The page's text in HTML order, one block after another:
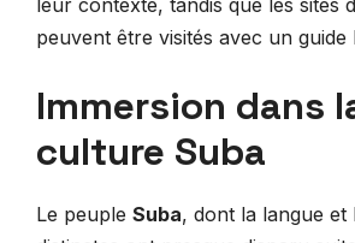
peuvent être visités avec un guide
Immersion dans
culture Suba
Le peuple Suba, dont la langue et